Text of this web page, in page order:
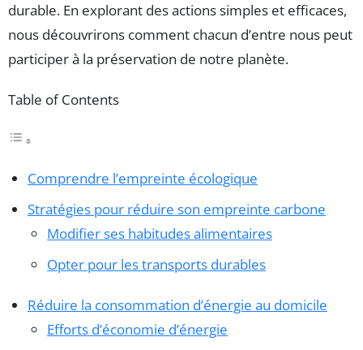
durable. En explorant des actions simples et efficaces,
nous découvrirons comment chacun d’entre nous peut
participer à la préservation de notre planète.
Table of Contents
Comprendre l’empreinte écologique
Stratégies pour réduire son empreinte carbone
Modifier ses habitudes alimentaires
Opter pour les transports durables
Réduire la consommation d’énergie au domicile
Efforts d’économie d’énergie